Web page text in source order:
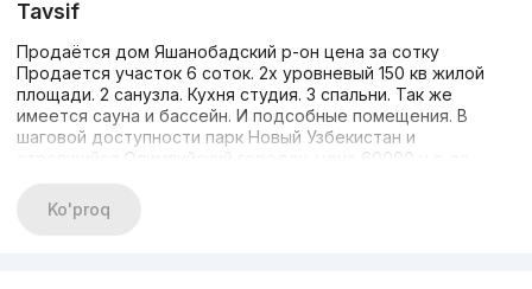
Tavsif
Продаётся дом Яшанобадский р-он цена за сотку
Продается участок 6 соток. 2х уровневый 150 кв жилой
площади. 2 санузла. Кухня студия. 3 спальни. Так же
имеется сауна и бассейн. И подсобные помещения. В
шаговой доступности парк Новый Узбекистан и
строящийся Олимпийский городок. цена 60000 у.е. за
+998995490912 Людмила
Ko'proq